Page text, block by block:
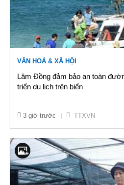
VĂN HOÁ & XÃ HỘI
Lâm Đồng đảm bảo an toàn
triển du lịch trên biển
3 giờ trước TTXVN